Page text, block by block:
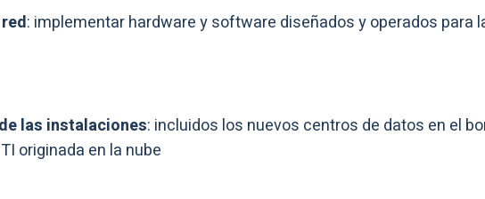
: implementar hardware y software diseñados y operados para
las instalaciones: incluidos los nuevos centros de datos en el
originada en la nube